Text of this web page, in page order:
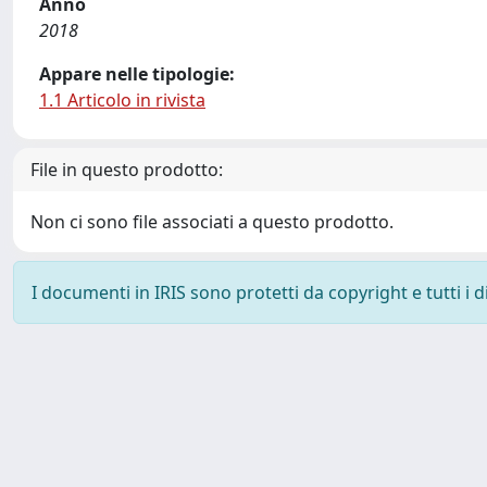
2018
Appare nelle tipologie:
1.1 Articolo in rivista
File in questo prodotto:
Non ci sono file associati a questo prodotto.
I documenti in IRIS sono protetti da copyright e tutti i